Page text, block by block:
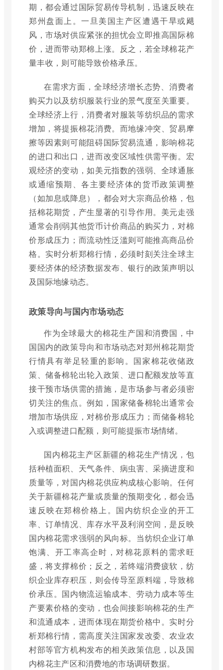
期，都会通过国际贸易传导机制，迅速反映在
郑州盘面上。一旦美国主产区遭遇干旱或飓
风，市场对供应紧张的担忧会立即推高国际棉
价，进而带动郑棉上涨。反之，若全球棉花产
量丰收，则可能导致价格承压。
在需求方面，全球经济增长态势、消费者
购买力以及纺织服装行业的景气度至关重要。
全球经济上行，消费者对服装等纺织品的需求
增加，将提振棉花消费。而地缘冲突、贸易摩
擦等因素则可能阻碍国际贸易流通，影响棉花
的进口和出口，进而改变区域性供需平衡。宏
观经济的变动，如美元指数的强弱、全球通胀
或通缩预期、各主要经济体的货币政策调整
（如加息或降息），都会对大宗商品价格，包
括棉花期货，产生显著的引导作用。美元走强
通常会削弱其他货币计价商品的购买力，对棉
价形成压力；而流动性泛滥则可能推高商品价
格。实时分析郑棉行情，必须时刻关注全球主
要经济体的经济数据发布、银行的政策声明以
及国际地缘动态。
政策导向与国内市场动态
作为全球最大的棉花生产国和消费国，中
国国内的政策导向和市场动态对郑州棉花期货
行情具有举足轻重的影响。国家棉花收储政
策、储备棉轮出轮入政策、进口配额发放等直
接干预市场供需的措施，是市场参与者必须密
切关注的焦点。例如，国家储备棉轮出通常会
增加市场供应，对棉价形成压力；而储备棉轮
入或调整进口配额，则可能提振市场情绪。
国内棉花主产区新疆的棉花生产情况，包
括种植面积、天气条件、病虫害、采摘进度和
质量等，对国内棉花供应构成核心影响。任何
关于新疆棉花产量或质量的预期变化，都会迅
速反映在郑棉价格上。国内纺织企业的开工
率、订单情况、库存水平及利润空间，是反映
国内棉花需求强弱的风向标。当纺织企业订单
饱满、开工率高企时，对棉花原料的需求旺
盛，将支撑棉价；反之，若终端消费疲软，纺
织企业库存积压，则会传导至原料端，导致棉
价承压。国内物流运输成本、劳动力成本等生
产要素价格的变动，也会间接影响棉花的生产
和流通成本，进而体现在期货价格中。实时分
析郑棉行情，需高度关注国家发改委、农业农
村部等官方机构发布的相关政策信息，以及国
内棉花主产区和消费地的市场调研数据。